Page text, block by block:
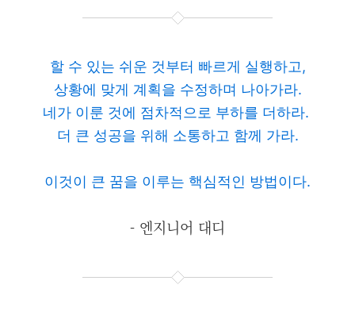
할 수 있는 쉬운 것부터 빠르게 실행하고,
상황에 맞게 계획을 수정하며 나아가라.
네가 이룬 것에 점차적으로 부하를 더하라.
더 큰 성공을 위해 소통하고 함께 가라.
이것이 큰 꿈을 이루는 핵심적인 방법이다.
- 엔지니어 대디